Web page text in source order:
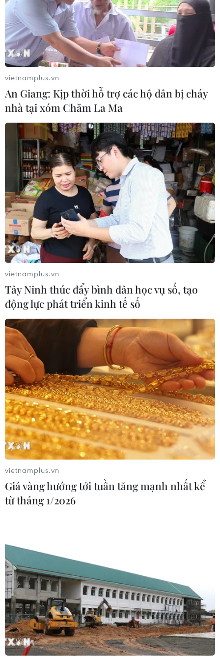
Ngân hàng Trung ương Trung Quốc
mua thêm 20 tấn vàng trong tháng 7
07/08/2026 15:21
Sáu chuyển đổi lớn về tư duy phát
triển kinh tế có vốn đầu tư nước
ngoài
vietnamplus.vn
An Giang: Kịp thời hỗ trợ các hộ dân bị cháy
nhà tại xóm Chăm La Ma
vietnamplus.vn
Tây Ninh thúc đẩy bình dân học vụ số, tạo
động lực phát triển kinh tế số
vietnamplus.vn
Giá vàng hướng tới tuần tăng mạnh nhất kể
từ tháng 1/2026